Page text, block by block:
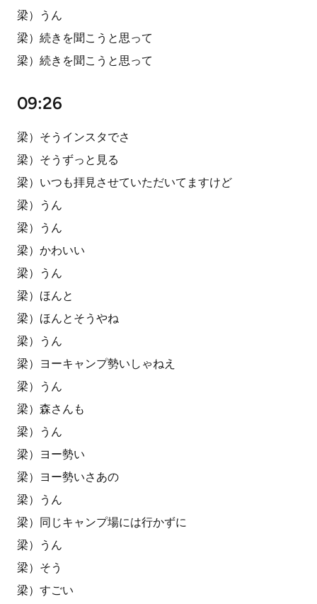
梁）うん
梁）続きを聞こうと思って
梁）続きを聞こうと思って
09:26
梁）そうインスタでさ
梁）そうずっと見る
梁）いつも拝見させていただいてますけど
梁）うん
梁）うん
梁）かわいい
梁）うん
梁）ほんと
梁）ほんとそうやね
梁）うん
梁）ヨーキャンプ勢いしゃねえ
梁）うん
梁）森さんも
梁）うん
梁）ヨー勢い
梁）ヨー勢いさあの
梁）うん
梁）同じキャンプ場には行かずに
梁）うん
梁）そう
梁）すごい